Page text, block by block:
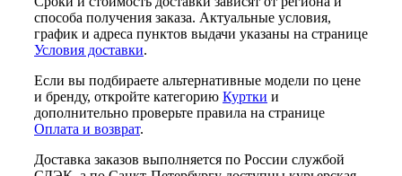
способа получения заказа. Актуальные условия,
график и адреса пунктов выдачи указаны на странице
Условия доставки.
Если вы подбираете альтернативные модели по цене
и бренду, откройте категорию Куртки и
дополнительно проверьте правила на странице
Оплата и возврат.
Доставка заказов выполняется по России службой